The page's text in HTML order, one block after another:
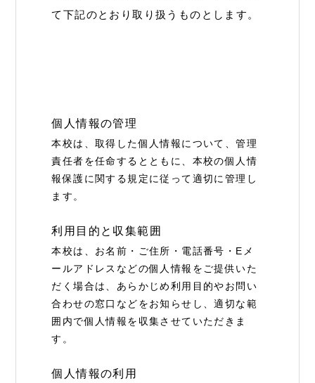
て下記のとおり取り扱うものとします。
個人情報の管理
本校は、取得した個人情報について、管理
責任者を任命するとともに、本校の個人情
報保護に関する規定に従って適切に管理し
ます。
利用目的と収集範囲
本校は、お名前・ご住所・電話番号・Eメ
ールアドレスなどの個人情報をご提供いた
だく場合は、あらかじめ利用目的やお問い
合わせの窓口などをお知らせし、適切な範
囲内で個人情報を収集させていただきま
す。
個人情報の利用